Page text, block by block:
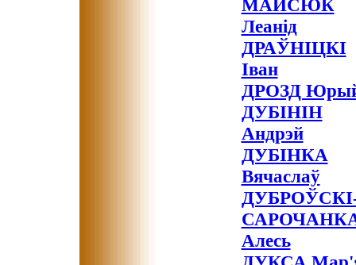
МАЙСЮК
Леанід
ДРАЎНІЦКІ
Іван
ДРОЗД
ДУБІНІН
Андрэй
ДУБІНКА
Вячаслаў
Алесь